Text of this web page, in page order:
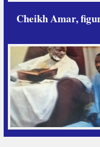
Cheikh Amar,